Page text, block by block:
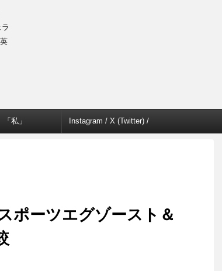
「私」 Instagram / X (Twitter) /
ポーツエグゾースト＆